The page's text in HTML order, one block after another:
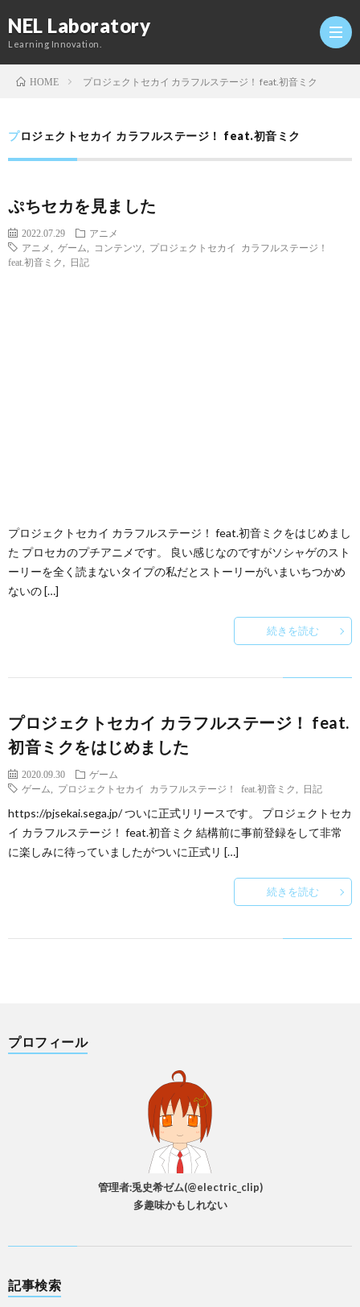
NEL Laboratory
Learning Innovation.
研
HOME プロジェクトセカイ カラフルステージ！ feat.初音ミク
プロジェクトセカイ カラフルステージ！ feat.初音ミク
ぷちセカを見ました
2022.07.29
アニメ
アニメ
ゲーム コンテンツ
プロジェクトセカイ カラフルステージ！
feat.初音ミク
日記
プロジェクトセカイ カラフルステージ！ feat.初音ミクをはじめまし
た プロセカのプチアニメです。 良い感じなのですがソシャゲのスト
ーリーを全く読まないタイプの私だとストーリーがいまいちつかめ
ないの […]
続きを読む
プロジェクトセカイ カラフルステージ！ feat.
初音ミクをはじめました
2020.09.30
ゲーム
ゲーム
プロジェクトセカイ カラフルステージ！ feat.初音ミク 日記
https://pjsekai.sega.jp/ ついに正式リリースです。 プロジェクトセカ
イ カラフルステージ！ feat.初音ミク 結構前に事前登録をして非常
に楽しみに待っていましたがついに正式リ […]
続きを読む
プロフィール
管理者:兎史希ゼム(@electric_clip)
多趣味かもしれない
記事検索